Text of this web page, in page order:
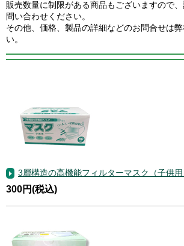
販売数量に制限がある商品もございますので
問い合わせください。
その他、価格、製品の詳細などのお問合せは
い。
3層構造の高機能フィルターマスク（子供用
300円(税込)